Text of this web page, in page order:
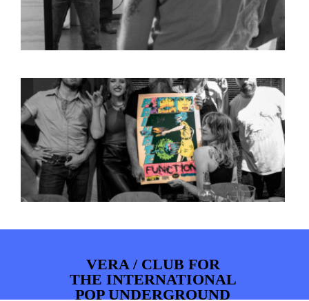
VERA / CLUB FOR
THE INTERNATIONAL
POP UNDERGROUND